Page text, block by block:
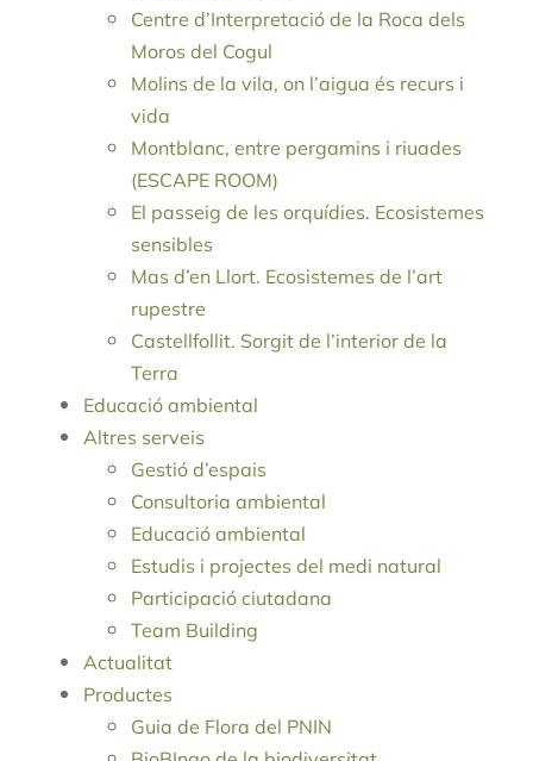
Centre d’Interpretació de la Roca dels
Moros del Cogul
Molins de la vila, on l’aigua és recurs i
vida
Montblanc, entre pergamins i riuades
(ESCAPE ROOM)
El passeig de les orquídies. Ecosistemes
sensibles
Mas d’en Llort. Ecosistemes de l’art
rupestre
Castellfollit. Sorgit de l’interior de la
Terra
Educació ambiental
Altres serveis
Gestió d’espais
Consultoria ambiental
Educació ambiental
Estudis i projectes del medi natural
Participació ciutadana
Team Building
Actualitat
Productes
Guia de Flora del PNIN